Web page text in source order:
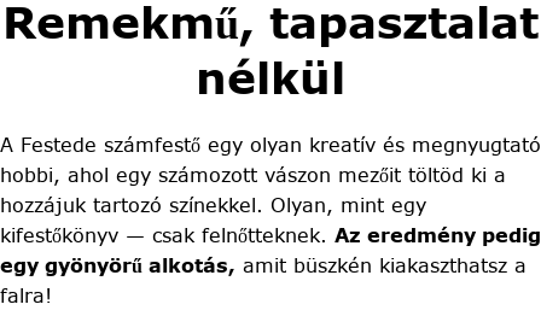
Remekmű, tapasztalat
nélkül
A Festede számfestő egy olyan kreatív és megnyugtató
hobbi, ahol egy számozott vászon mezőit töltöd ki a
hozzájuk tartozó színekkel. Olyan, mint egy
kifestőkönyv — csak felnőtteknek. Az eredmény pedig
egy gyönyörű alkotás, amit büszkén kiakaszthatsz a
falra!